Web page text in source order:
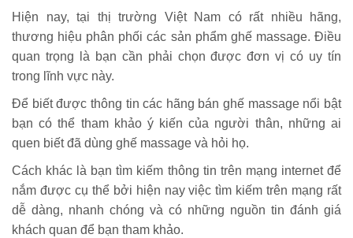
Hiện nay, tại thị trường Việt Nam có rất nhiều hãng,
thương hiệu phân phối các sản phẩm ghế massage. Điều
quan trọng là bạn cần phải chọn được đơn vị có uy tín
trong lĩnh vực này.
Để biết được thông tin các hãng bán ghế massage nổi bật
bạn có thể tham khảo ý kiến của người thân, những ai
quen biết đã dùng ghế massage và hỏi họ.
Cách khác là bạn tìm kiếm thông tin trên mạng internet để
nắm được cụ thể bởi hiện nay việc tìm kiếm trên mạng rất
dễ dàng, nhanh chóng và có những nguồn tin đánh giá
khách quan để bạn tham khảo.